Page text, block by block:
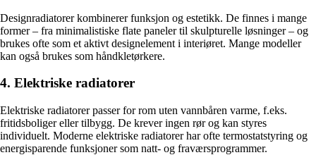
Designradiatorer kombinerer funksjon og estetikk. De finnes i mange
former – fra minimalistiske flate paneler til skulpturelle løsninger – og
brukes ofte som et aktivt designelement i interiøret. Mange modeller
kan også brukes som håndkletørkere.
4. Elektriske radiatorer
Elektriske radiatorer passer for rom uten vannbåren varme, f.eks.
fritidsboliger eller tilbygg. De krever ingen rør og kan styres
individuelt. Moderne elektriske radiatorer har ofte termostatstyring og
energisparende funksjoner som natt- og fraværsprogrammer.